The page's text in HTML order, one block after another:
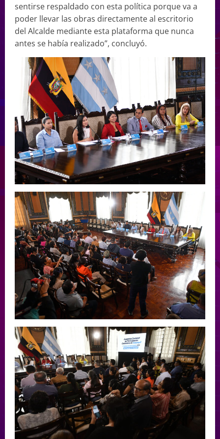
sentirse respaldado con esta política porque va a
poder llevar las obras directamente al escritorio
del Alcalde mediante esta plataforma que nunca
antes se había realizado”, concluyó.